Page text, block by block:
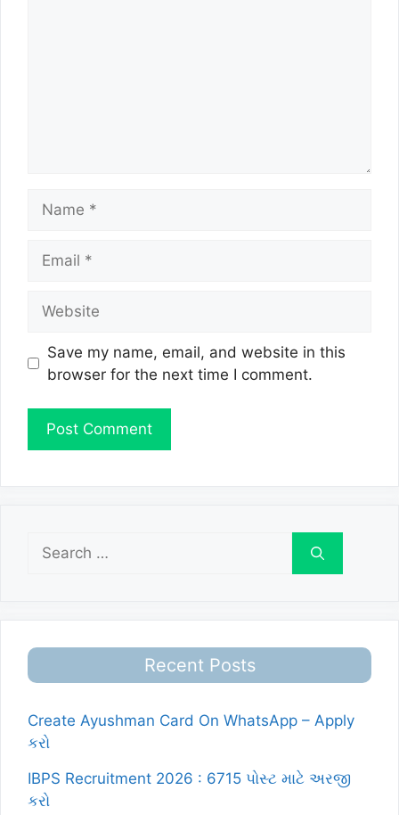
Save my name, email, and website in this
browser for the next time I comment.
Search
for:
Recent Posts
Create Ayushman Card On WhatsApp – Apply
કરો
IBPS Recruitment 2026 : 6715 પોસ્ટ માટે અરજી
કરો